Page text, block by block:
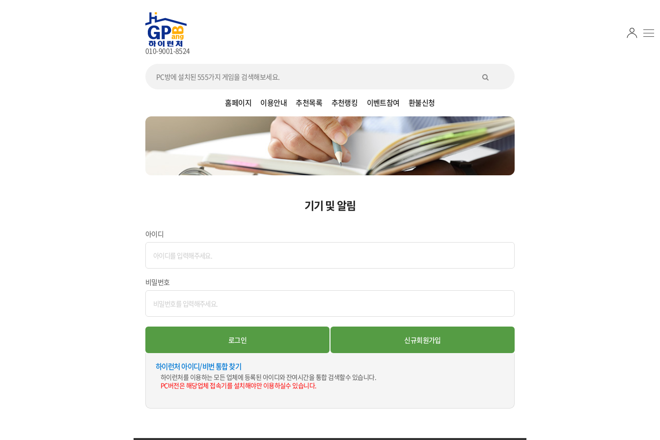
010-9001-8524
홈페이지 이용안내 추천목록 추천랭킹 이벤트참여 환불신청
기기 및 알림
아이디
비밀번호
하이런처 아이디/비번 통합 찾기
하이런처를 이용하는 모든 업체에 등록된 아이디와 잔여시간을 통합 검색할수 있습니다.
PC버전은 해당업체 접속기를 설치해야만 이용하실수 있습니다.